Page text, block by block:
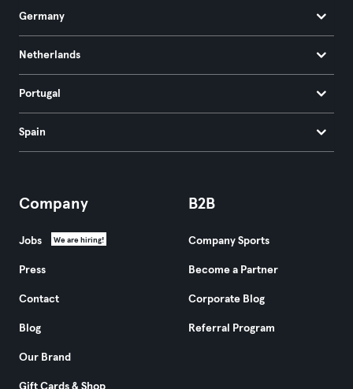
Germany
Netherlands
Portugal
Spain
Company
Jobs We are hiring!
Press
Contact
Blog
Our Brand
Gift Cards & Shop
B2B
Company Sports
Become a Partner
Corporate Blog
Referral Program